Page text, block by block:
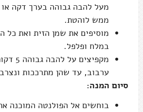
מעל להבה גבוהה בערך דקה
ממש לוהטת.
מוסיפים את שמן הזית ואת כל
במלח ופלפל.
מקפיצים
ערבוב, עד שהן מתרככות
סיום המנה:
בוחשים אל הפולנטה המוכנה